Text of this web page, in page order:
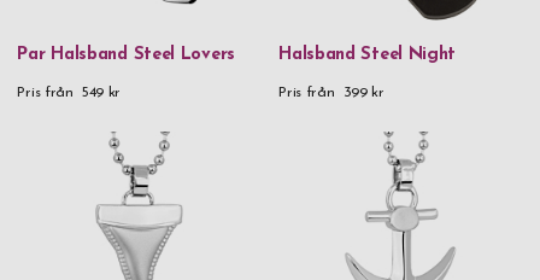
Par Halsband Steel Lovers
Pris från 549 kr
Halsband Steel Night
Pris från 399 kr